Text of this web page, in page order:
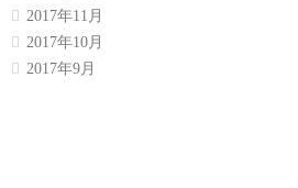
2017年11月
2017年10月
2017年9月